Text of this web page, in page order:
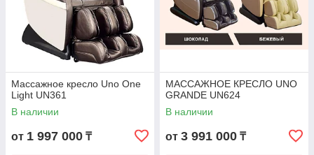
Массажное кресло Uno One
Light UN361
В наличии
от 1 997 000 ₸
МАССАЖНОЕ КРЕСЛО UNO
GRANDE UN624
В наличии
от 3 991 000 ₸